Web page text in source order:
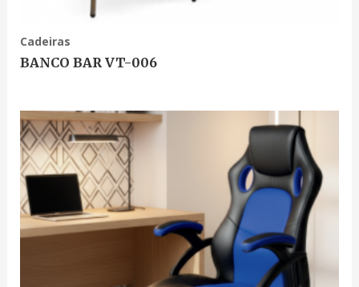
Cadeiras
BANCO BAR VT-006